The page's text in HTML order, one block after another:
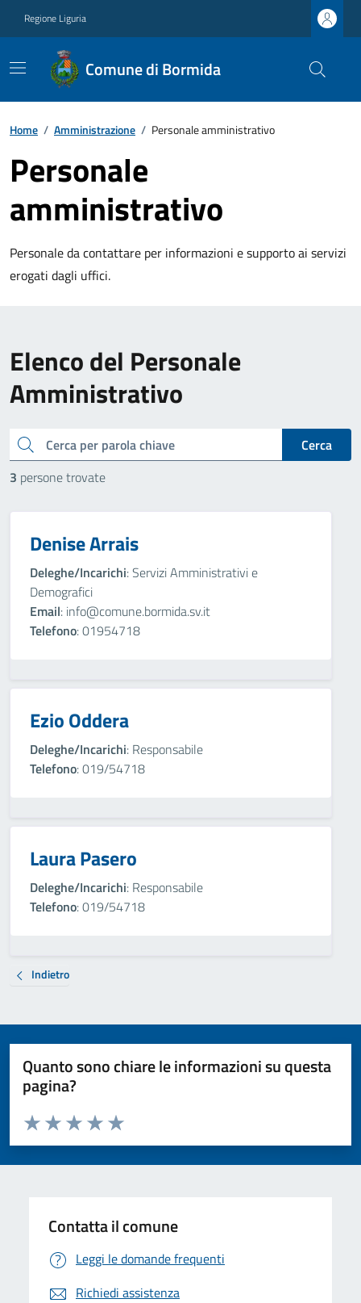
Regione Liguria
Comune di Bormida
Home / Amministrazione / Personale amministrativo
Personale
amministrativo
Personale da contattare per informazioni e supporto ai servizi
erogati dagli uffici.
Elenco del Personale
Amministrativo
cerca
Cerca
3 persone trovate
Denise Arrais
Deleghe/Incarichi: Servizi Amministrativi e
Demografici
Email: info@comune.bormida.sv.it
Telefono: 01954718
Ezio Oddera
Deleghe/Incarichi: Responsabile
Telefono: 019/54718
Laura Pasero
Deleghe/Incarichi: Responsabile
Telefono: 019/54718
Indietro
Quanto sono chiare le informazioni su questa
pagina?
Valuta da 1 a 5 stelle la pagina
Valuta 5 stelle su 5
Valuta 4 stelle su 5
Valuta 3 stelle su 5
Valuta 2 stelle su 5
Valuta 1 stelle su 5
Contatta il comune
Leggi le domande frequenti
Richiedi assistenza